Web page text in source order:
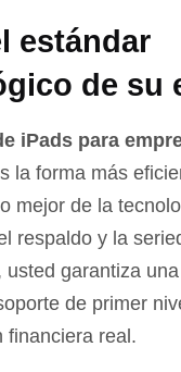
estándar
de su
iPads para
la forma más
mejor de la
respaldo y la
usted garantiza
de primer
financiera real.